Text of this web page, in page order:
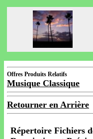
Offres Produits Relatifs
Musique Classique
Retourner en Arrière
Répertoire Fichiers